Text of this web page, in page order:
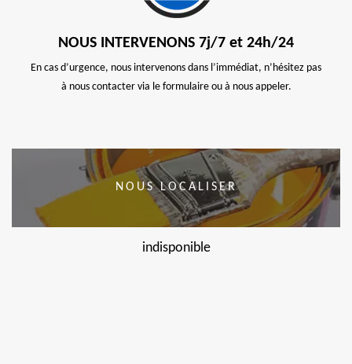
NOUS INTERVENONS 7j/7 et 24h/24
En cas d’urgence, nous intervenons dans l’immédiat, n’hésitez pas
à nous contacter via le formulaire ou à nous appeler.
NOUS LOCALISER
indisponible